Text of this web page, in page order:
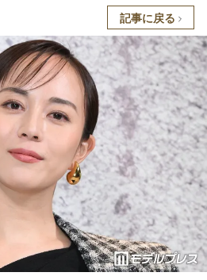
記事に戻る